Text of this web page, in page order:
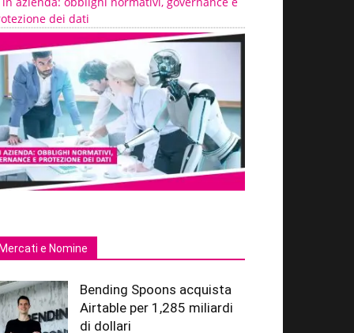
dei dati
e Nomine
Bending Spoons acquista
Airtable per 1,285 miliardi
di dollari